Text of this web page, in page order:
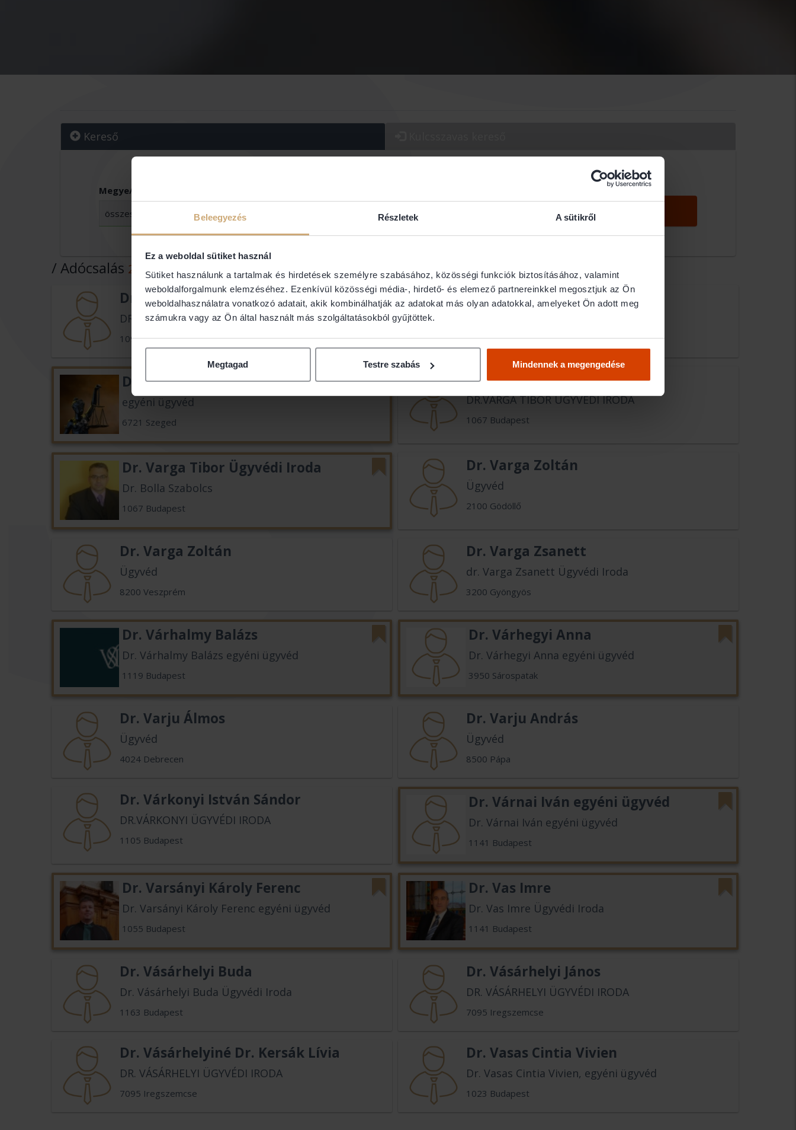
Beleegyezés Részletek A sütikről
Ez a weboldal sütiket használ
Sütiket használunk a tartalmak és hirdetések személyre szabásához, közösségi funkciók biztosításához, valamint
weboldalforgalmunk elemzéséhez. Ezenkívül közösségi média-, hirdető- és elemező partnereinkkel megosztjuk az Ön
weboldalhasználatra vonatkozó adatait, akik kombinálhatják az adatokat más olyan adatokkal, amelyeket Ön adott meg
számukra vagy az Ön által használt más szolgáltatásokból gyűjtöttek.
Megtagad Testre szabás Mindennek a megengedése
Kereső
Megye/Budapest:
/ Adócsalás 2087 ügyvéd
Dr. Varga L. László
DR.VARGA L. LÁSZLÓ ÜGYVÉDI IRODA
1095 Budapest
Dr. Varga Márton Ferenc
9021 Győr
Dr. Varga Péter
egyéni ügyvéd
6721 Szeged
Dr. Varga Tibor
DR.VARGA TIBOR ÜGYVÉDI IRODA
1067 Budapest
Dr. Varga Tibor Ügyvédi Iroda
Dr. Bolla Szabolcs
1067 Budapest
Dr. Varga Zoltán
Ügyvéd
2100 Gödöllő
Dr. Varga Zoltán
Ügyvéd
8200 Veszprém
Dr. Varga Zsanett
dr. Varga Zsanett Ügyvédi Iroda
3200 Gyöngyös
Dr. Várhalmy Balázs
Dr. Várhalmy Balázs egyéni ügyvéd
1119 Budapest
Dr. Várhegyi Anna
Dr. Várhegyi Anna egyéni ügyvéd
3950 Sárospatak
Dr. Varju Álmos
Ügyvéd
4024 Debrecen
Dr. Varju András
Ügyvéd
8500 Pápa
Dr. Várkonyi István Sándor
DR.VÁRKONYI ÜGYVÉDI IRODA
1105 Budapest
Dr. Várnai Iván egyéni ügyvéd
Dr. Várnai Iván egyéni ügyvéd
1141 Budapest
Dr. Varsányi Károly Ferenc
Dr. Varsányi Károly Ferenc egyéni ügyvéd
1055 Budapest
Dr. Vas Imre
Dr. Vas Imre Ügyvédi Iroda
1141 Budapest
Dr. Vásárhelyi Buda
Dr. Vásárhelyi Buda Ügyvédi Iroda
1163 Budapest
Dr. Vásárhelyi János
DR. VÁSÁRHELYI ÜGYVÉDI IRODA
7095 Iregszemcse
Dr. Vásárhelyiné Dr. Kersák Lívia
DR. VÁSÁRHELYI ÜGYVÉDI IRODA
7095 Iregszemcse
Dr. Vasas Cintia Vivien
Dr. Vasas Cintia Vivien, egyéni ügyvéd
1023 Budapest